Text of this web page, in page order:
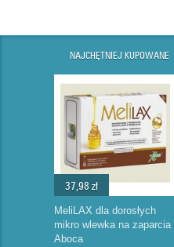
NAJCHĘTNIEJ KUPOWANE
37,98 zł
MeliLAX dla dorosłych
mikro wlewka na zaparcia
Aboca